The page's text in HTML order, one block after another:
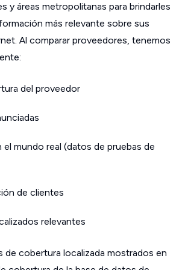
y áreas metropolitanas para brindarles
más relevante sobre sus
Al comparar proveedores, tenemos
del proveedor
el mundo real (datos de pruebas de
de clientes
relevantes
de cobertura localizada mostrados en